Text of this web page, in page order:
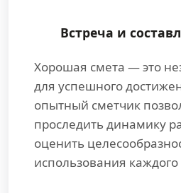
Встреча и
Хорошая смета — это
для успешного
опытный сметчик
проследить динамику
оценить
использования каждого